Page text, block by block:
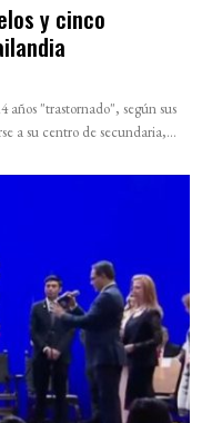
y cinco
años "trastornado", según sus
a su centro de secundaria,...